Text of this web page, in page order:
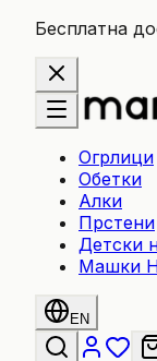
Бесплатна
Огрлици
Обетки
Алки
Прстени
Детски
Машки
EN